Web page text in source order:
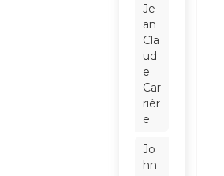
Je
an
Cla
ud
e
Car
rièr
e
Jo
hn